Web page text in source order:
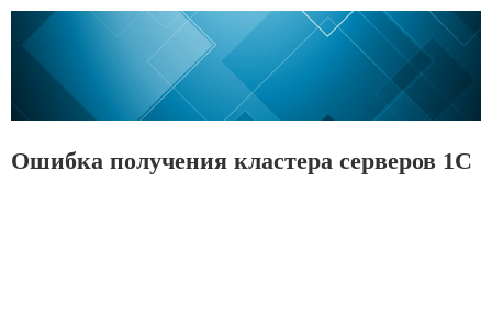
Ошибка получения кластера серверов 1С